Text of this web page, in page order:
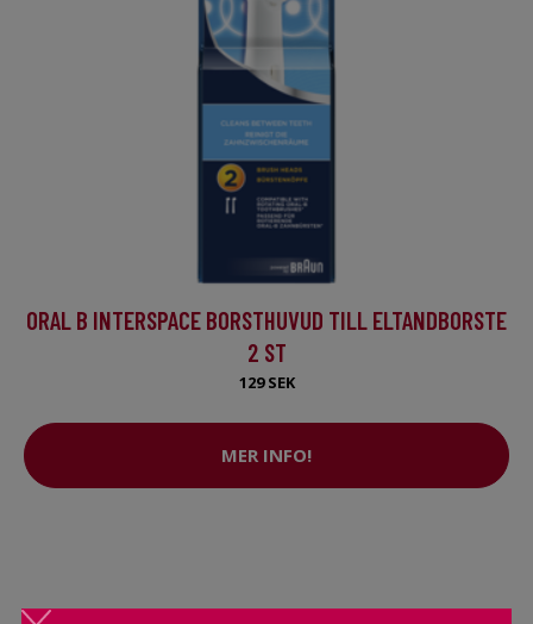
ORAL B INTERSPACE BORSTHUVUD TILL ELTANDBORSTE
2 ST
129 SEK
MER INFO!